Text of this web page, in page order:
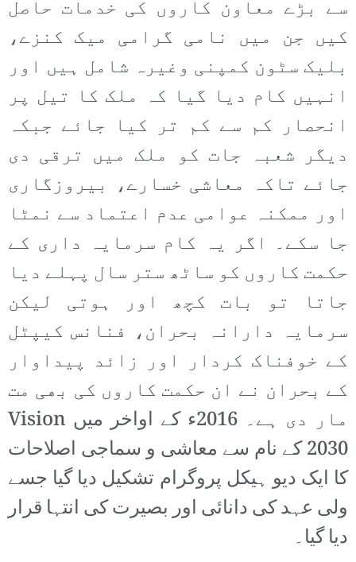
سے بڑے معاون کاروں کی خدمات حاصل
کیں جن میں نامی گرامی میک کنزے،
بلیک سٹون کمپنی وغیرہ شامل ہیں اور
انہیں کام دیا گیا کہ ملک کا تیل پر
انحصار کم سے کم تر کیا جائے جبکہ
دیگر شعبہ جات کو ملک میں ترقی دی
جائے تاکہ معاشی خسارے، بیروزگاری
اور ممکنہ عوامی عدم اعتماد سے نمٹا
جا سکے۔ اگر یہ کام سرمایہ داری کے
حکمت کاروں کو ساٹھ ستر سال پہلے دیا
جاتا تو بات کچھ اور ہوتی لیکن
سرمایہ دارانہ بحران، فنانس کیپٹل
کے خوفناک کردار اور زائد پیداوار
کے بحران نے ان حکمت کاروں کی بھی مت
مار دی ہے۔ 2016ء کے اواخر میں Vision
2030 کے نام سے معاشی و سماجی اصلاحات
کا ایک دیو ہیکل پروگرام تشکیل دیا گیا جسے
ولی عہد کی دانائی اور بصیرت کی انتہا قرار
دیا گیا۔